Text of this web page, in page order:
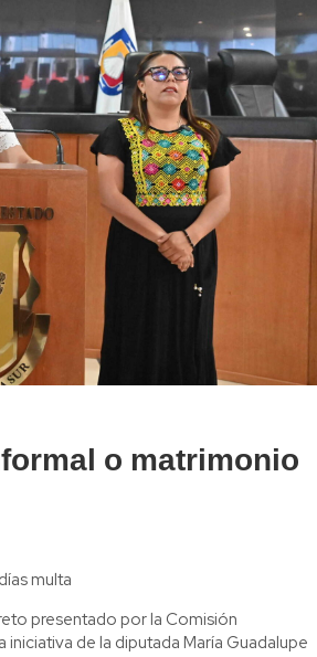
o matrimonio
multa
presentado por la Comisión
de la diputada María Guadalupe